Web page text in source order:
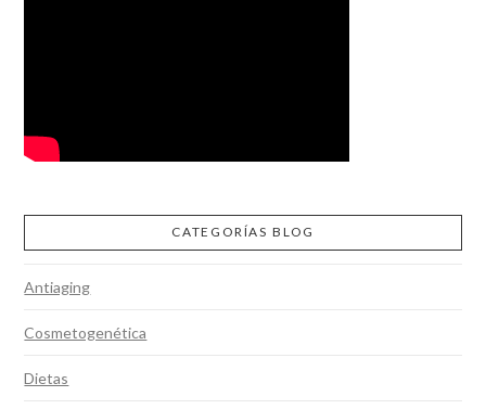
CATEGORÍAS BLOG
Antiaging
Cosmetogenética
Dietas